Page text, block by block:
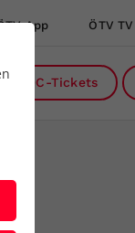
App ÖTV TV
DC-Tickets